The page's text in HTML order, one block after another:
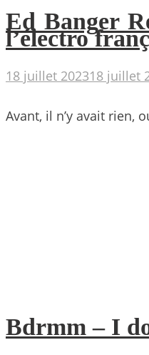
Ed Banger
l’électro
18 juillet 202318 juillet
Avant, il n’y avait rien,
Bdrmm – I